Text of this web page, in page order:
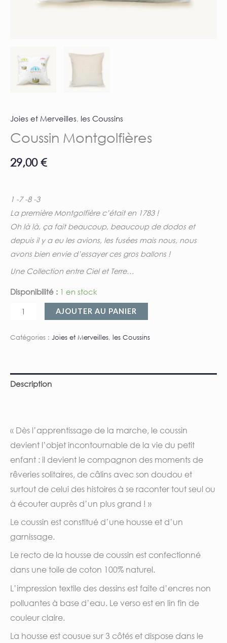
Joies et Merveilles, les Coussins
Coussin Montgolfières
29,00 €
1 -7 -8 -3
La première Montgolfière c’était en 1783 !
Oh là là, ça fait beaucoup, beaucoup de dodos et
depuis il y a eu les avions, les fusées mais nous, nous
avons bien envie d’essayer ces gros ballons !
Une Collection entre Ciel et Terre…
Disponibilité : 1 en stock
AJOUTER AU PANIER
Catégories : Joies et Merveilles, les Coussins
Description
« Dès l’apprentissage de la marche, le coussin
devient l’objet incontournable de la vie du petit
enfant : il devient le compagnon des moments de
rêveries solitaires, de câlins avec son doudou et
surtout de celui des histoires à se raconter tout seul ou
à écouter auprès d’un plus grand ! »
Le coussin est constitué d’une housse et d’un
garnissage.
Le recto de la housse de coussin est confectionné
dans une toile de coton 100% naturel.
L’impression textile des dessins est faite d’encres non
polluantes à base d’eau. Le verso est en lin fin de
couleur claire.
La housse est cousue sur 3 côtés et dispose dans le